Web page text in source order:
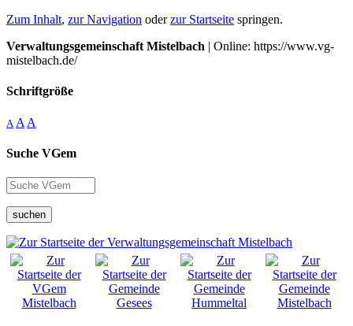
Zum Inhalt, zur Navigation oderzur Startseite springen.
Verwaltungsgemeinschaft Mistelbach | Online: https://www.vg-
mistelbach.de/
Schriftgröße
A A A
Suche VGem
suchen